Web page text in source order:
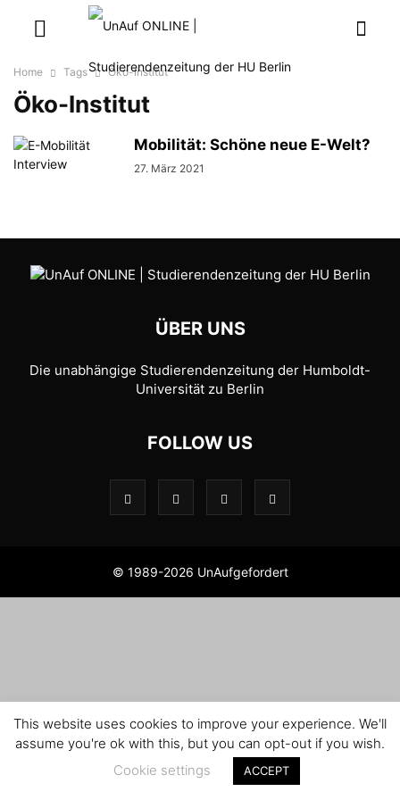
Home Tags Öko-Institut
Öko-Institut
Mobilität: Schöne neue E-Welt?
27. März 2021
ÜBER UNS
Die unabhängige Studierendenzeitung der Humboldt-
Universität zu Berlin
FOLLOW US
© 1989-2026 UnAufgefordert
This website uses cookies to improve your experience. We'll
assume you're ok with this, but you can opt-out if you wish.
Cookie settings
ACCEPT